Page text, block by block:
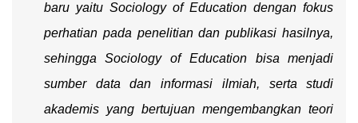
baru yaitu Sociology of Education dengan fokus
perhatian pada penelitian dan publikasi hasilnya,
sehinggaSociology of Educationbisa menjadi
sumber data dan informasi ilmiah, serta studi
akademis yang bertujuan mengembangkan teori